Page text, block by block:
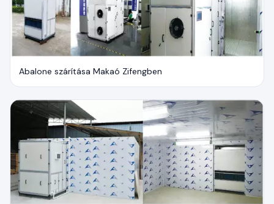
Abalone szárítása Makaó Zifengben